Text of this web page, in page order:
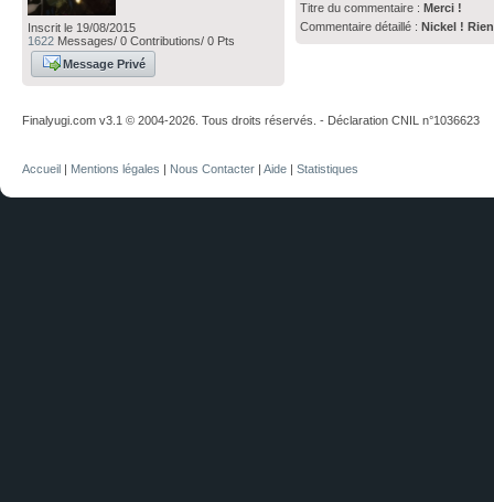
Inscrit le 19/08/2015
1622 Messages/ 0 Contributions/ 0 Pts
Message Privé
Titre du commentaire :Merci !
Commentaire détaillé :Nickel !
Finalyugi.com v3.1 © 2004-2026. Tous droits réservés. - Déclaration CNIL n°1036623
Accueil | Mentions légales | Nous Contacter | Aide | Statistiques